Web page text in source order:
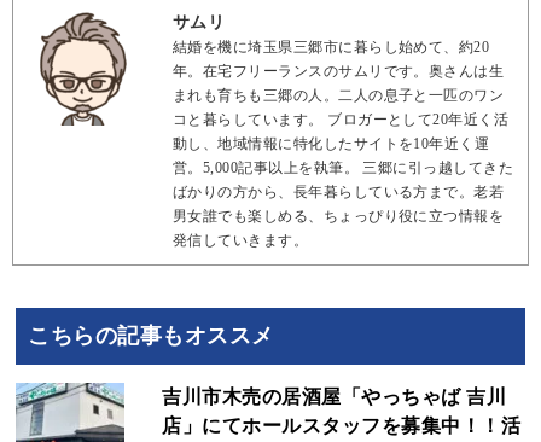
サムリ
結婚を機に埼玉県三郷市に暮らし始めて、約20
年。在宅フリーランスのサムリです。奥さんは生
まれも育ちも三郷の人。二人の息子と一匹のワン
コと暮らしています。 ブロガーとして20年近く活
動し、地域情報に特化したサイトを10年近く運
営。5,000記事以上を執筆。 三郷に引っ越してきた
ばかりの方から、長年暮らしている方まで。老若
男女誰でも楽しめる、ちょっぴり役に立つ情報を
発信していきます。
こちらの記事もオススメ
吉川市木売の居酒屋「やっちゃば 吉川
店」にてホールスタッフを募集中！！活